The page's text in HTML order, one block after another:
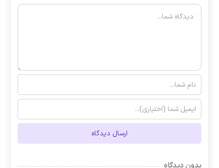
ارسال دیدگاه
بدون دیدگاه